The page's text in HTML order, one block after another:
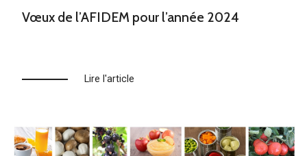
Vœux de l’AFIDEM pour l’année 2024
Lire l'article